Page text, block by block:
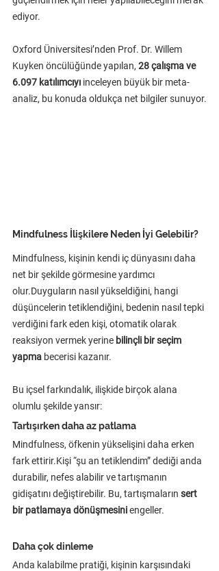
ediyor.
Oxford Üniversitesi’nden Prof. Dr. Willem
Kuyken öncülüğünde yapılan, 28 çalışma ve
6.097 katılımcıyı inceleyen büyük bir meta-
analiz, bu konuda oldukça net bilgiler sunuyor.
Mindfulness İlişkilere Neden İyi Gelebilir?
Mindfulness, kişinin kendi iç dünyasını daha
net bir şekilde görmesine yardımcı
olur.Duyguların nasıl yükseldiğini, hangi
düşüncelerin tetiklendiğini, bedenin nasıl tepki
verdiğini fark eden kişi, otomatik olarak
reaksiyon vermek yerine bilinçli bir seçim
yapma becerisi kazanır.
Bu içsel farkındalık, ilişkide birçok alana
olumlu şekilde yansır:
Tartışırken daha az patlama
Mindfulness, öfkenin yükselişini daha erken
fark ettirir.Kişi “şu an tetiklendim” dediği anda
durabilir, nefes alabilir ve tartışmanın
gidişatını değiştirebilir. Bu, tartışmaların sert
bir patlamaya dönüşmesini engeller.
Daha çok dinleme
Anda kalabilme pratiği, kişinin karşısındaki